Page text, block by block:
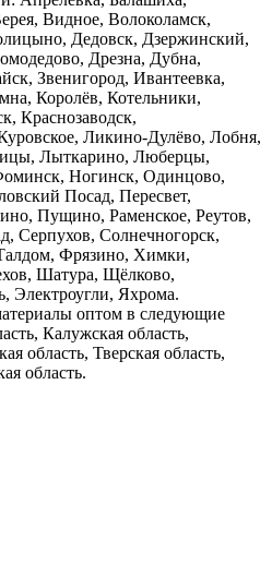
Видное, Волоколамск,
Дедовск, Дзержинский,
Дрезна, Дубна,
Звенигород, Ивантеевка,
Королёв, Котельники,
Краснозаводск,
Ликино-Дулёво, Лобня,
Лыткарино, Люберцы,
Ногинск, Одинцово,
Посад, Пересвет,
Пущино, Раменское, Реутов,
Серпухов, Солнечногорск,
Фрязино, Химки,
Шатура, Щёлково,
Электроугли, Яхрома.
оптом в следующие
Калужская область,
область, Тверская область,
область.